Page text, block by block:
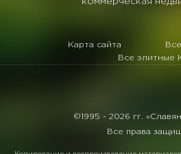
Карта сайта
Все элитные
©1995 - 2026 гг.
Все права